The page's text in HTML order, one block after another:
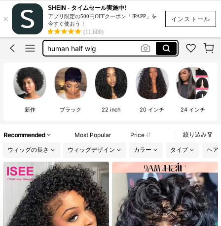
インストール
×
SHEIN - タイムセール実施中!
アプリ限定の500円OFFクーポン「JPAPP」を
今すぐ使おう！
(11,600)
v part wig
ウィッグ
human half wig
v part
v part wig
ウィッグ
新作 ブラック 22 inch 20 インチ 24 インチ
Recommended Most Popular Price 絞り込み
ウィッグの長さ ウィッグデザイン カラー タイプ ヘア